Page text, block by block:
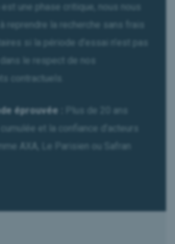
est une phase critique, nous nous
reprendre la recherche sans frais
si la période d’essai n’est pas
dans le respect de nos
contractuels.
éprouvée :
Plus de 20 ans
cumulée et la confiance d’acteurs
AXA, Le Parisien ou Safran